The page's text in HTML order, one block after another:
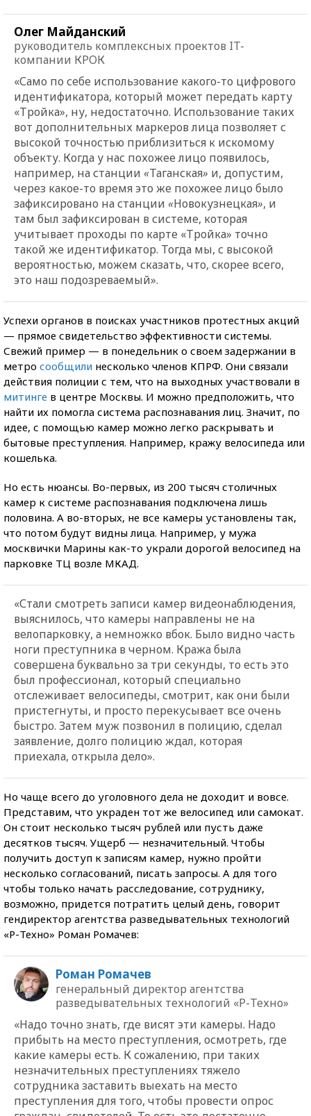
Олег Майданский
руководитель комплексных проектов IT-
компании КРОК
«Само по себе использование какого-то цифрового
идентификатора, который может передать карту
«Тройка», ну, недостаточно. Использование таких
вот дополнительных маркеров лица позволяет с
высокой точностью приблизиться к искомому
объекту. Когда у нас похожее лицо появилось,
например, на станции «Таганская» и, допустим,
через какое-то время это же похожее лицо было
зафиксировано на станции «Новокузнецкая», и
там был зафиксирован в системе, которая
учитывает проходы по карте «Тройка» точно
такой же идентификатор. Тогда мы, с высокой
вероятностью, можем сказать, что, скорее всего,
это наш подозреваемый».
Успехи органов в поисках участников протестных акций
— прямое свидетельство эффективности системы.
Свежий пример — в понедельник о своем задержании в
метро сообщили несколько членов КПРФ. Они связали
действия полиции с тем, что на выходных участвовали в
митинге в центре Москвы. И можно предположить, что
найти их помогла система распознавания лиц. Значит, по
идее, с помощью камер можно легко раскрывать и
бытовые преступления. Например, кражу велосипеда или
кошелька.
Но есть нюансы. Во-первых, из 200 тысяч столичных
камер к системе распознавания подключена лишь
половина. А во-вторых, не все камеры установлены так,
что потом будут видны лица. Например, у мужа
москвички Марины как-то украли дорогой велосипед на
парковке ТЦ возле МКАД.
«Стали смотреть записи камер видеонаблюдения,
выяснилось, что камеры направлены не на
велопарковку, а немножко вбок. Было видно часть
ноги преступника в черном. Кража была
совершена буквально за три секунды, то есть это
был профессионал, который специально
отслеживает велосипеды, смотрит, как они были
пристегнуты, и просто перекусывает все очень
быстро. Затем муж позвонил в полицию, сделал
заявление, долго полицию ждал, которая
приехала, открыла дело».
Но чаще всего до уголовного дела не доходит и вовсе.
Представим, что украден тот же велосипед или самокат.
Он стоит несколько тысяч рублей или пусть даже
десятков тысяч. Ущерб — незначительный. Чтобы
получить доступ к записям камер, нужно пройти
несколько согласований, писать запросы. А для того
чтобы только начать расследование, сотруднику,
возможно, придется потратить целый день, говорит
гендиректор агентства разведывательных технологий
«Р-Техно» Роман Ромачев:
Роман Ромачев
генеральный директор агентства
разведывательных технологий «Р-Техно»
«Надо точно знать, где висят эти камеры. Надо
прибыть на место преступления, осмотреть, где
какие камеры есть. К сожалению, при таких
незначительных преступлениях тяжело
сотрудника заставить выехать на место
преступления для того, чтобы провести опрос